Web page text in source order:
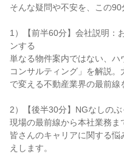
そんな疑問や不安を、この90
1）【前半60分】会社説明：
ンする
単なる物件案内ではない、ハ
コンサルティング」を解説
で変える不動産業界の最前線
2）【後半30分】NGなしのぶ
現場の最前線から本社業務ま
皆さんのキャリアに関する
えします。